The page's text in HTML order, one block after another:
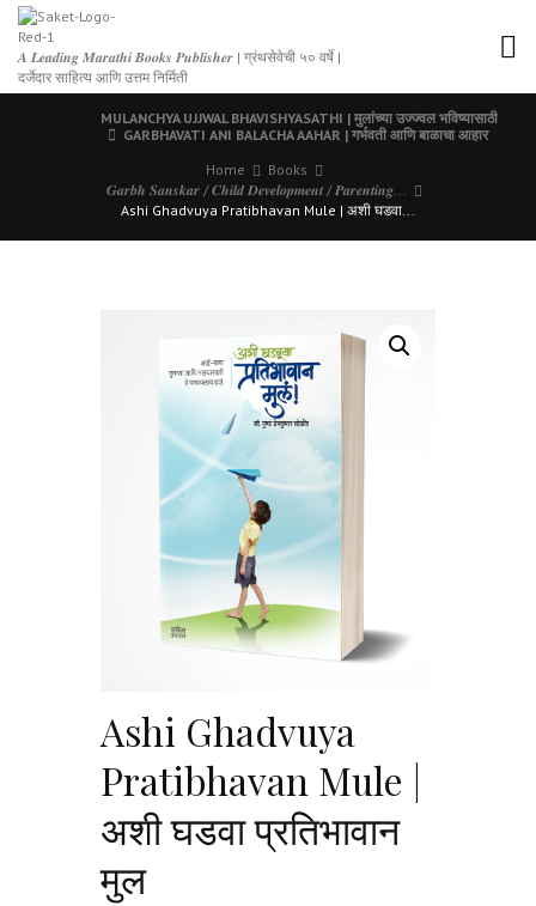
𝑨 𝑳𝒆𝒂𝒅𝒊𝒏𝒈 𝑴𝒂𝒓𝒂𝒕𝒉𝒊 𝑩𝒐𝒐𝒌𝒔 𝑷𝒖𝒃𝒍𝒊𝒔𝒉𝒆𝒓 | ग्रंथसेवेची ५० वर्षे |
दर्जेदार साहित्य आणि उत्तम निर्मिती
MULANCHYA UJJWAL BHAVISHYASATHI | मुलांच्या उज्ज्वल भविष्यासाठी
GARBHAVATI ANI BALACHA AAHAR | गर्भवती आणि बाळाचा आहार
Home
Books
𝑮𝒂𝒓𝒃𝒉 𝑺𝒂𝒏𝒔𝒌𝒂𝒓 / 𝑪𝒉𝒊𝒍𝒅 𝑫𝒆𝒗𝒆𝒍𝒐𝒑𝒎𝒆𝒏𝒕 / 𝑷𝒂𝒓𝒆𝒏𝒕𝒊𝒏𝒈...
Ashi Ghadvuya Pratibhavan Mule | अशी घडवा...
Ashi Ghadvuya
Pratibhavan Mule |
अशी घडवा प्रतिभावान
मुल